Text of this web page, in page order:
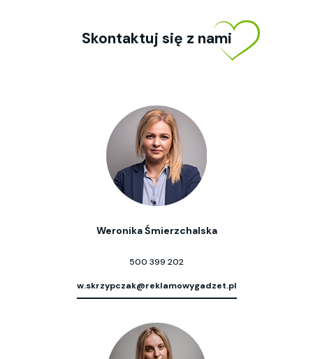
Skontaktuj się z nami
Weronika Śmierzchalska
500 399 202
w.skrzypczak@reklamowygadzet.pl